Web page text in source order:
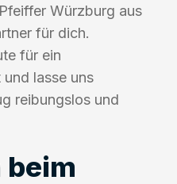
Würzburg aus
für dich.
für ein
lasse uns
reibungslos und
beim